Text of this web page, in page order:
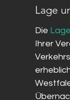
Lage
Die
Ihrer